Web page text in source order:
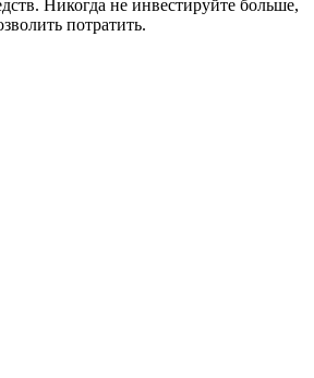
Никогда не инвестируйте больше,
потратить.